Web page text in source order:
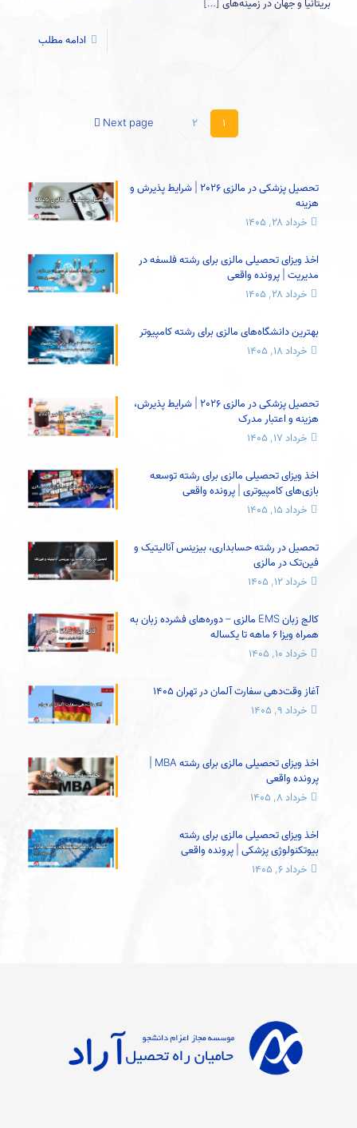
بریتانیا و جهان در زمینه‌های […]
ادامه مطلب
1
2
Next page
تحصیل پزشکی در مالزی 2026 | شرایط پذیرش و
هزینه
خرداد ۲۸, ۱۴۰۵
اخذ ویزای تحصیلی مالزی برای رشته فلسفه در
مدیریت | پرونده واقعی
خرداد ۲۸, ۱۴۰۵
بهترین دانشگاه‌های مالزی برای رشته کامپیوتر
خرداد ۱۸, ۱۴۰۵
تحصیل پزشکی در مالزی 2026 | شرایط پذیرش،
هزینه و اعتبار مدرک
خرداد ۱۷, ۱۴۰۵
اخذ ویزای تحصیلی مالزی برای رشته توسعه
بازی‌های کامپیوتری | پرونده واقعی
خرداد ۱۵, ۱۴۰۵
تحصیل در رشته حسابداری، بیزینس آنالیتیک و
فین‌تک در مالزی
خرداد ۱۲, ۱۴۰۵
کالج زبان EMS مالزی – دوره‌های فشرده زبان به
همراه ویزا 6 ماهه تا یکساله
خرداد ۱۰, ۱۴۰۵
آغاز وقت‌دهی سفارت آلمان در تهران 1405
خرداد ۹, ۱۴۰۵
پرونده واقعی
خرداد ۸, ۱۴۰۵
اخذ ویزای تحصیلی مالزی برای رشته
بیوتکنولوژی پزشکی | پرونده واقعی
خرداد ۶, ۱۴۰۵